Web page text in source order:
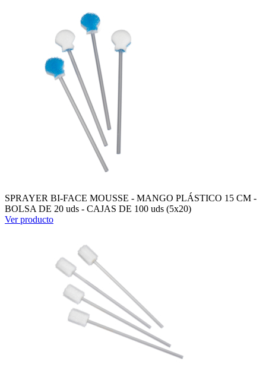
SPRAYER BI-FACE MOUSSE - MANGO PLÁSTICO 15 CM -
BOLSA DE 20 uds - CAJAS DE 100 uds (5x20)
Ver producto